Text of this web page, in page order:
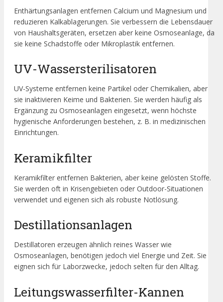
Enthärtungsanlagen entfernen Calcium und Magnesium und
reduzieren Kalkablagerungen. Sie verbessern die Lebensdauer
von Haushaltsgeräten, ersetzen aber keine Osmoseanlage, da
sie keine Schadstoffe oder Mikroplastik entfernen.
UV-Wassersterilisatoren
UV-Systeme entfernen keine Partikel oder Chemikalien, aber
sie inaktivieren Keime und Bakterien. Sie werden häufig als
Ergänzung zu Osmoseanlagen eingesetzt, wenn höchste
hygienische Anforderungen bestehen, z. B. in medizinischen
Einrichtungen.
Keramikfilter
Keramikfilter entfernen Bakterien, aber keine gelösten Stoffe.
Sie werden oft in Krisengebieten oder Outdoor-Situationen
verwendet und eigenen sich als robuste Notlösung.
Destillationsanlagen
Destillatoren erzeugen ähnlich reines Wasser wie
Osmoseanlagen, benötigen jedoch viel Energie und Zeit. Sie
eignen sich für Laborzwecke, jedoch selten für den Alltag.
Leitungswasserfilter-Kannen